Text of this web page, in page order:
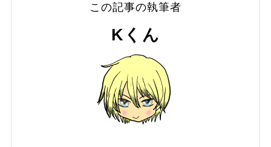
この記事の執筆者
Kくん